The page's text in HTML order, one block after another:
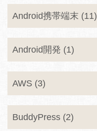
Android携帯端末 (11)
Android開発 (1)
AWS (3)
BuddyPress (2)